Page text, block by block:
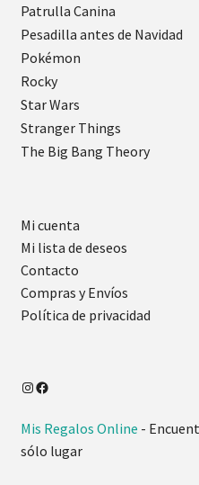
Patrulla Canina
Pesadilla antes de Navidad
Pokémon
Rocky
Star Wars
Stranger Things
The Big Bang Theory
Mi cuenta
Mi lista de deseos
Contacto
Compras y Envíos
Política de privacidad
Mis Regalos Online -
sólo lugar